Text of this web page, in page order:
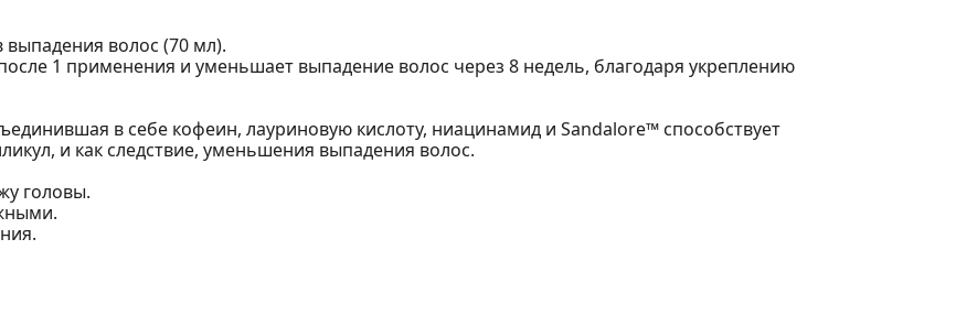
волос (70 мл).
1 применения и уменьшает выпадение волос через 8 недель, благодаря укреплению
в себе кофеин, лауриновую кислоту, ниацинамид и Sandalore™ способствует
и как следствие, уменьшения выпадения волос.
головы.